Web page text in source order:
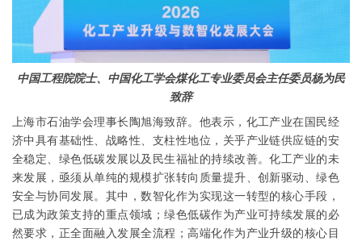
中国工程院院士、中国化工学会煤化工专业委员会主任委员杨为民
致辞
上海市石油学会理事长陶旭海致辞。他表示， 化工产业在国民经
济中具有基础性、战略性、支柱性地位，关乎产业链供应链的安
全稳定、绿色低碳发展以及民生福祉的持续改善。化工产业的未
来发展，亟须从单纯的规模扩张转向质量提升、创新驱动、绿色
安全与协同发展。其中，数智化作为实现这一转型的核心手段，
已成为政策支持的重点领域；绿色低碳作为产业可持续发展的必
然要求，正全面融入发展全流程；高端化作为产业升级的核心目